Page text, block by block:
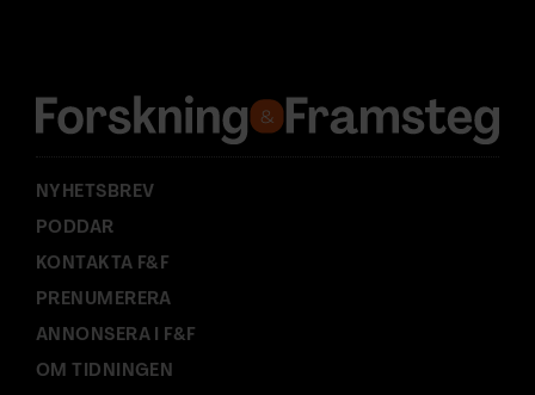
s
:
NYHETSBREV
PODDAR
KONTAKTA F&F
PRENUMERERA
ANNONSERA I F&F
OM TIDNINGEN